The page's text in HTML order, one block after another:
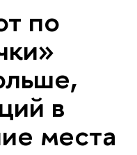
по
в
места